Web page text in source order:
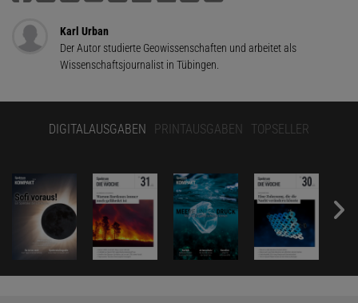
Karl Urban
Der Autor studierte Geowissenschaften und arbeitet als
Wissenschaftsjournalist in Tübingen.
DIGITALAUSGABEN PRINTAUSGABEN TOPSELLER